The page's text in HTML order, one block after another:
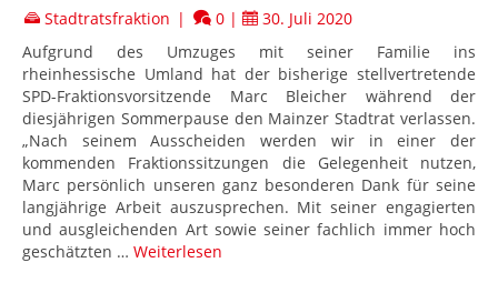
Stadtratsfraktion | 0 |
30. Juli 2020
Aufgrund des Umzuges mit seiner Familie ins
rheinhessische Umland hat der bisherige stellvertretende
SPD-Fraktionsvorsitzende Marc Bleicher während der
diesjährigen Sommerpause den Mainzer Stadtrat verlassen.
„Nach seinem Ausscheiden werden wir in einer der
kommenden Fraktionssitzungen die Gelegenheit nutzen,
Marc persönlich unseren ganz besonderen Dank für seine
langjährige Arbeit auszusprechen. Mit seiner engagierten
und ausgleichenden Art sowie seiner fachlich immer hoch
geschätzten … Weiterlesen